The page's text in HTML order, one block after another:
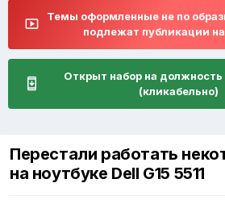
Темы оформленные не по
подлежат публикации
Открыт набор на
(кликабельно)
Перестали работать
на ноутбуке Dell G15 5511